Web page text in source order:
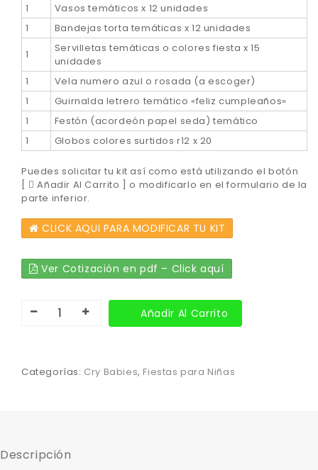
1
Vasos temáticos x 12 unidades
1
Bandejas torta temáticas x 12 unidades
1
Servilletas temáticas o colores fiesta x 15
unidades
1
Vela numero azul o rosada (a escoger)
1
Guirnalda letrero temático «feliz cumpleaños»
1
Festón (acordeón papel seda) temático
1
Globos colores surtidos r12 x 20
Puedes solicitar tu kit así como está utilizando el botón
[
Añadir Al Carrito ] o modificarlo en el formulario de la
parte inferior.
CLICK AQUI PARA MODIFICAR TU KIT
Ver Cotización en pdf – Click aquí
Añadir Al Carrito
Categorías: Cry Babies, Fiestas para Niñas
Descripción